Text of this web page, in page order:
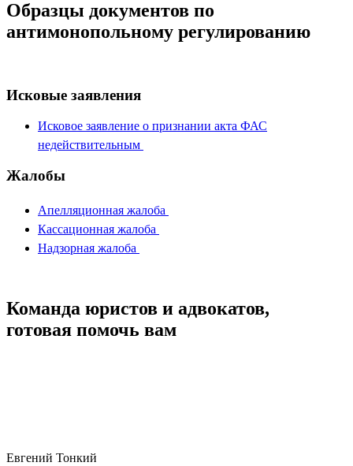
Образцы документов по
антимонопольному регулированию
Исковые заявления
Исковое заявление о признании акта ФАС
недействительным
Жалобы
Апелляционная жалоба
Кассационная жалоба
Надзорная жалоба
Команда юристов и адвокатов,
готовая помочь вам
Евгений Тонкий